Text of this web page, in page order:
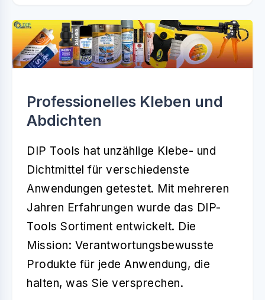
Professionelles Kleben und
Abdichten
DIP Tools hat unzählige Klebe- und
Dichtmittel für verschiedenste
Anwendungen getestet. Mit mehreren
Jahren Erfahrungen wurde das DIP-
Tools Sortiment entwickelt. Die
Mission: Verantwortungsbewusste
Produkte für jede Anwendung, die
halten, was Sie versprechen.